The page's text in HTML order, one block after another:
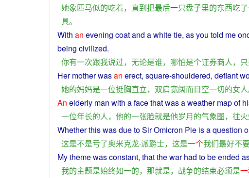
她象匹马似的吃着， 直到把最后一只盘子里的东西吃了
具。
With an evening coatand awhitetie, asyou told me
being civilized.
你有一次跟我说过， 无论是谁， 哪怕是个证券商人，
Her motherwasan erect, square-shouldered, defiant
她的妈妈是一位挺胸直立， 双肩宽阔而目空一切的女人
An elderly man with afacethatwasaweather mapof
一位年长的人， 他的一张脸就是他岁月的气象图， 往
Whetherthiswas due toSirOmicron Pie isaquestion
这是不是亏了奥米克龙·派爵士， 这是一个我们最好不
Mythemewasconstant, thatthewar had tobeended
我的主题是始终如一的， 那就是， 战争的结束必须是